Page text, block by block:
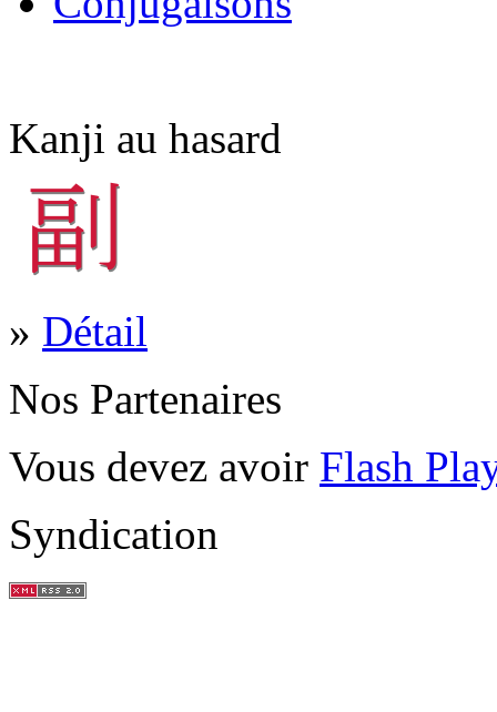
Kanji au hasard
» Détail
Nos Partenaires
Vous devez avoir Flash
Syndication